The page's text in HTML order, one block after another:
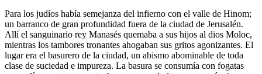
Para los judíos había semejanza del infierno con el valle de Hinom;
un barranco de gran profundidad fuera de la ciudad de Jerusalén.
Allí el sanguinario rey Manasés quemaba a sus hijos al dios Moloc,
mientras los tambores tronantes ahogaban sus gritos agonizantes. El
lugar era el basurero de la ciudad, un abismo abominable de toda
clase de suciedad e impureza. La basura se consumía con fogatas